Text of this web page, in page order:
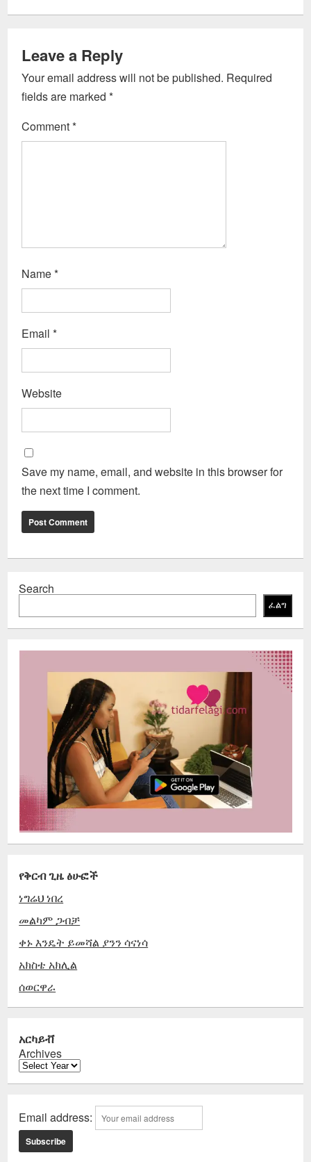
Leave a Reply
Your email address will not be published. Required
fields are marked*
Comment*
Name*
Email*
Website
Save my name, email, and website in this browser for
the next time I comment.
Search
ፈልግ
የቅርብ ጊዜ ፅሁፎች
ነግሬህ ነበረ
መልካም ጋብቻ
ቀኑ እንዴት ይመሻል ያንን ሳናነሳ
አክስቴ አክሊል
ሰወርዋራ
አርካይቭ
Archives
Email address: